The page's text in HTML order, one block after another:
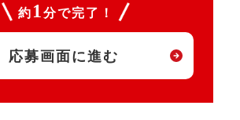
約 1 分で完了！
応募画面に進む